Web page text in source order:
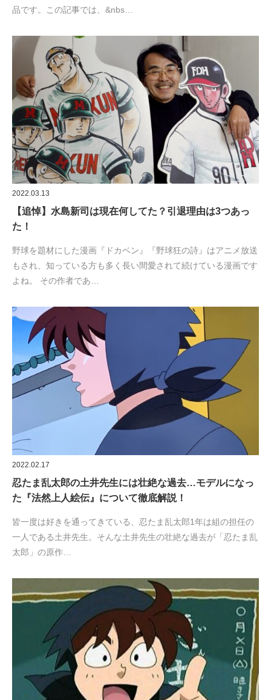
品です。この記事では、&nbs…
2022.03.13
【追悼】水島新司は現在何してた？引退理由は3つあっ
た！
野球を題材にした漫画『ドカベン』『野球狂の詩』はアニメ放送
もされ、知っている方も多く長い間愛されて続けている漫画です
よね。 その作者であ…
2022.02.17
忍たま乱太郎の土井先生には壮絶な過去…モデルになっ
た『法然上人絵伝』について徹底解説！
皆一度は好きを通ってきている、忍たま乱太郎1年は組の担任の
一人である土井先生。そんな土井先生の壮絶な過去が「忍たま乱
太郎」の原作…